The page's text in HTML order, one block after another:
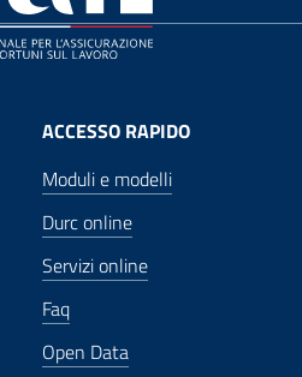
ACCESSO RAPIDO
Moduli e modelli
Durc online
Servizi online
Faq
Open Data